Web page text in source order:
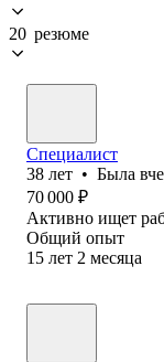
20 резюме
Специалист
38 лет • Была
70 000 ₽
Активно ищет
Общий опыт
15 лет 2 месяца